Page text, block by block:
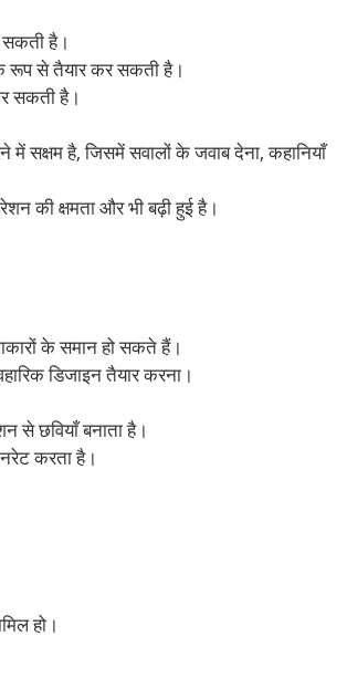
सकती है।
रूप से तैयार कर सकती है।
सकती है।
सक्षम है, जिसमें सवालों के जवाब देना, कहानियाँ
की क्षमता और भी बढ़ी हुई है।
के समान हो सकते हैं।
डिजाइन तैयार करना।
से छवियाँ बनाता है।
करता है।
हो।